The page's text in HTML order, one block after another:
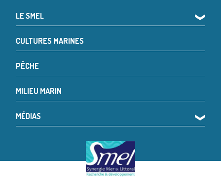
LE SMEL ❯
CULTURES MARINES
PÊCHE
MILIEU MARIN
MÉDIAS ❯